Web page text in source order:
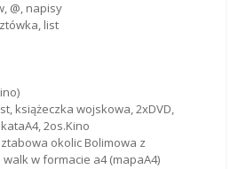
@, napisy
list
książeczka wojskowa, 2xDVD,
2os.Kino
okolic Bolimowa z
w formacie a4 (mapaA4)